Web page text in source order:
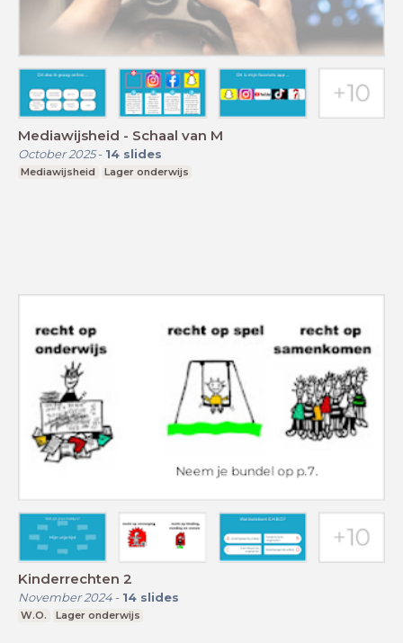
Mediawijsheid - Schaal van M
October 2025- 14 slides
Mediawijsheid Lager onderwijs
Kinderrechten 2
November 2024- 14 slides
W.O. Lager onderwijs